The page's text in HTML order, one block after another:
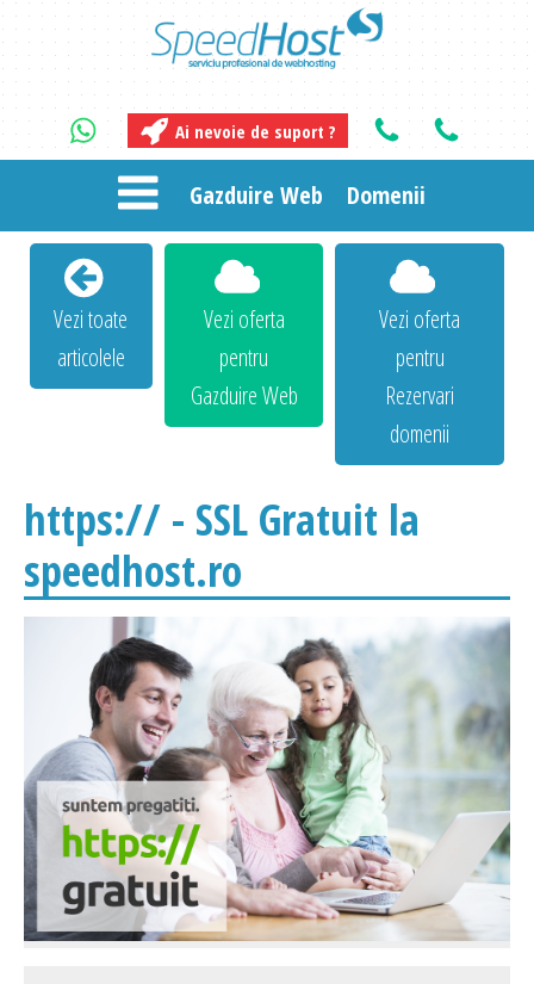
Ai nevoie de suport ?
Gazduire Web Domenii
Vezi toate
articolele
Vezi oferta
pentru
Gazduire Web
Vezi oferta
pentru
Rezervari
domenii
https:// - SSL Gratuit la
speedhost.ro